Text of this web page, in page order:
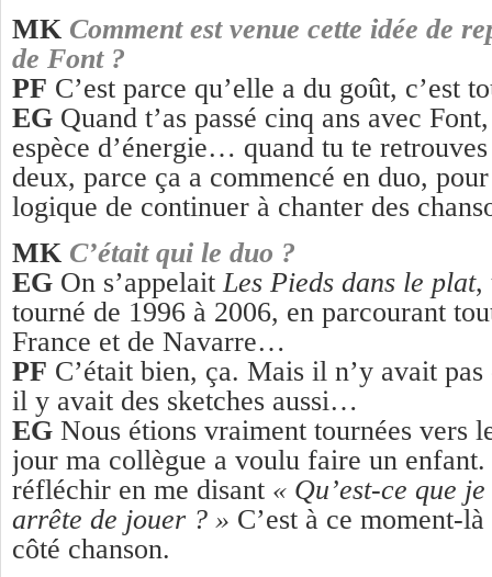
MK Comment est venue cette idée de
de Font ?
PF C’est parce qu’elle a du goût, c’est
EG Quand t’as passé cinq ans avec
espèce d’énergie… quand tu te
deux, parce ça a commencé en duo,
logique de continuer à chanter des
MK C’était qui le duo ?
EG On s’appelait Les Pieds dans le plat,
tourné de 1996 à 2006, en parcourant
France et de Navarre…
PF C’était bien, ça. Mais il n’y avait pas
il y avait des sketches aussi…
EG Nous étions vraiment tournées vers
jour ma collègue a voulu faire un enfant.
réfléchir en me disant « Qu’est-ce que
arrête de jouer ? » C’est à ce moment-
côté chanson.